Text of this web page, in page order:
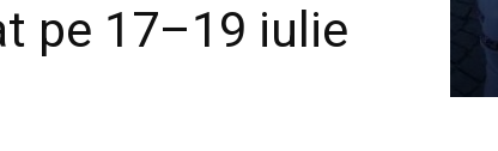
pe 17–19 iulie